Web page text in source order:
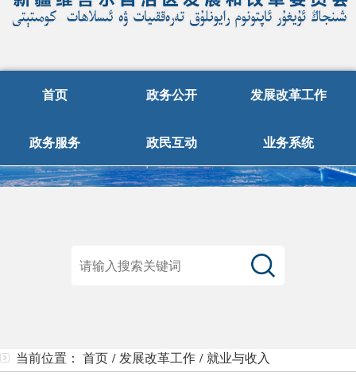
首页 政务公开 发展改革工作
政务服务 政民互动 业务系统
当前位置： 首页 / 发展改革工作 / 就业与收入